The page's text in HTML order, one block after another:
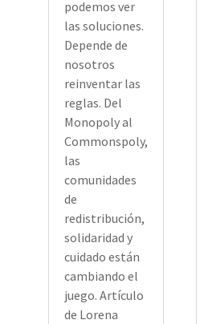
podemos ver
las soluciones.
Depende de
nosotros
reinventar las
reglas. Del
Monopoly al
Commonspoly,
las
comunidades
de
redistribución,
solidaridad y
cuidado están
cambiando el
juego. Artículo
de Lorena